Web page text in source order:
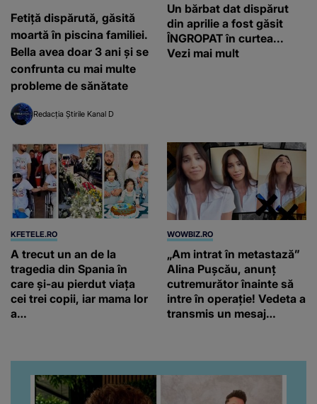
Fetiță dispărută, găsită
moartă în piscina familiei.
Bella avea doar 3 ani și se
confrunta cu mai multe
probleme de sănătate
Redacția Știrile Kanal D
Un bărbat dat dispărut
din aprilie a fost găsit
ÎNGROPAT în curtea...
Vezi mai mult
KFETELE.RO
A trecut un an de la
tragedia din Spania în
care și-au pierdut viața
cei trei copii, iar mama lor
a…
WOWBIZ.RO
„Am intrat în metastază”
Alina Pușcău, anunț
cutremurător înainte să
intre în operație! Vedeta a
transmis un mesaj